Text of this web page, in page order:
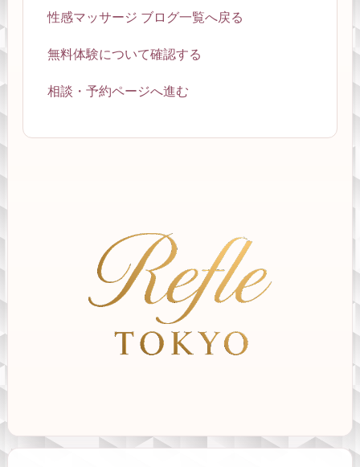
性感マッサージ ブログ一覧へ戻る
無料体験について確認する
相談・予約ページへ進む